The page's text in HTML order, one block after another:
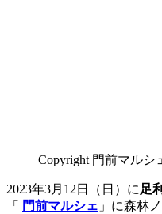
Copyright 門前マルシ
2023年3月12日（日）に 足利
「
門前マルシェ 」に森林